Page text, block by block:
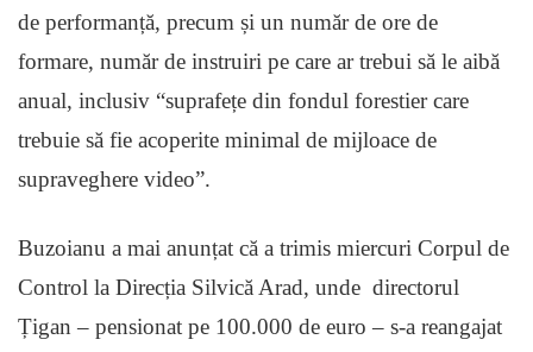
de performanță, precum și un număr de ore de
formare, număr de instruiri pe care ar trebui să le aibă
anual, inclusiv “suprafețe din fondul forestier care
trebuie să fie acoperite minimal de mijloace de
supraveghere video”.
Buzoianu a mai anunțat că a trimis miercuri Corpul de
Control la Direcția Silvică Arad, unde directorul
Țigan – pensionat pe 100.000 de euro – s-a reangajat